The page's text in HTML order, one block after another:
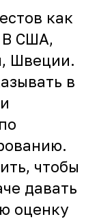
как
В США,
Швеции.
в
чтобы
давать
оценку